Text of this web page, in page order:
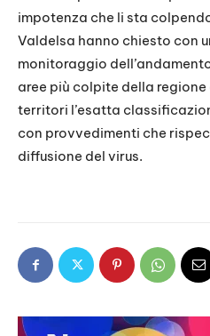
impotenza che li sta
Valdelsa hanno chiesto con
monitoraggio
aree più colpite della
territori l’esatta
con provvedimenti che
diffusione del virus.